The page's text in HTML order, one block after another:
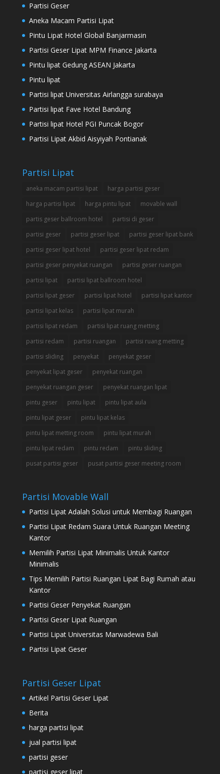
Partisi Geser
Aneka Macam Partisi Lipat
Pintu Lipat Hotel Global Banjarmasin
Partisi Geser Lipat MPM Finance Jakarta
Pintu lipat Gedung ASEAN Jakarta
Pintu lipat
Partisi lipat Universitas Airlangga surabaya
Partisi lipat Fave Hotel Bandung
Partisi lipat Hotel PGI Puncak Bogor
Partisi Lipat Akbid Aisyiyah Pontianak
Partisi Lipat
aneka macam partisi lipat
harga partisi geser
harga partisi lipat
harga pintu lipat
movable wall
partis geser ballroom hotel
partisi di geser
partisi geser
partisi geser lipat
partisi geser lipat bank
partisi geser lipat hotel
partisi geser lipat redam
partisi geser penyekat ruangan
partisi geser ruangan
partisi lipat
partisi lipat ballroom hotel
partisi lipat geser
partisi lipat hotel
partisi lipat kantor
partisi lipat kelas
partisi lipat murah
partisi lipat redam
partisi lipat ruang metting
partisi redam
partisi ruangan
partisi ruang metting
partisi sliding
penyekat
penyekat geser
penyekat lipat geser
penyekat ruangan
penyekat ruangan geser
penyekat ruangan lipat
pintu geser
pintu lipat
pintu lipat aula
pintu lipat geser
pintu lipat kelas
pintu lipat metting room
pintu lipat murah
pintu lipat redam
pintu redam
pintu sliding
pusat partisi geser
pusat partisi geser meeting room
Partisi Movable Wall
Partisi Lipat Adalah Solusi untuk Membagi Ruangan
Partisi Lipat Redam Suara Untuk Ruangan Meeting
Kantor
Memilih Partisi Lipat Minimalis Untuk Kantor
Minimalis
Tips Memilih Partisi Ruangan Lipat Bagi Rumah atau
Kantor
Partisi Geser Penyekat Ruangan
Partisi Geser Lipat Ruangan
Partisi Lipat Universitas Marwadewa Bali
Partisi Lipat Geser
Partisi Geser Lipat
Artikel Partisi Geser Lipat
Berita
harga partisi lipat
jual partisi lipat
partisi geser
partisi geser lipat